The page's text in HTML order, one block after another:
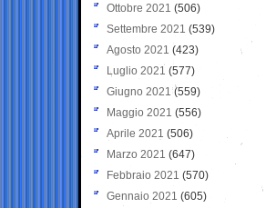
Ottobre 2021 (506)
Settembre 2021 (539)
Agosto 2021 (423)
Luglio 2021 (577)
Giugno 2021(559)
Maggio 2021 (556)
Aprile 2021 (506)
Marzo 2021 (647)
Febbraio 2021 (570)
Gennaio 2021 (605)